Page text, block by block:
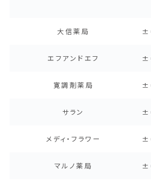
大信薬局 ±
エフアンドエフ ±
寛調剤薬局 ±
サラン ±
メディ・フラワー ±
マルノ薬局 ±